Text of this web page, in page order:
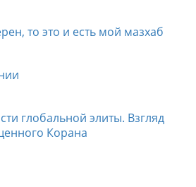
то это и есть мой мазхаб
глобальной элиты. Взгляд
Корана